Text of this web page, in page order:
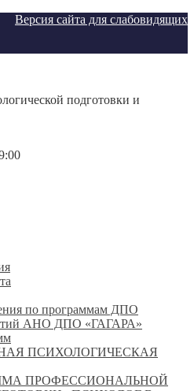
Версия сайта для слабовидящих
подготовки и
по программам ДПО
АНО ДПО «ГАГАРА»
ПСИХОЛОГИЧЕСКАЯ
ПРОФЕССИОНАЛЬНОЙ